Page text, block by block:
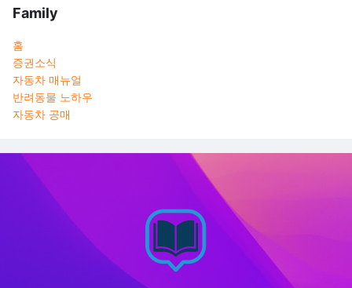
Family
홈
증권소식
자동차 매뉴얼
반려동물 노하우
자동차 공매